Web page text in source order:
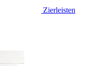
Zierleisten